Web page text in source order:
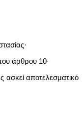
άρθρου 10·
ασκεί αποτελεσματικό